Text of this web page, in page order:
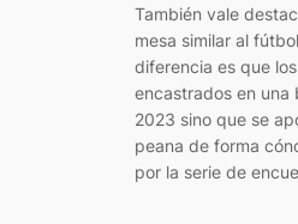
También vale
mesa similar al
diferencia es que
encastrados en una
2023 sino que se
peana de forma
por la serie de